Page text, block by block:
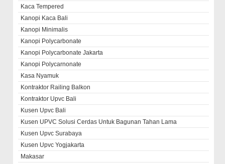
Kaca Tempered
Kanopi Kaca Bali
Kanopi Minimalis
Kanopi Polycarbonate
Kanopi Polycarbonate Jakarta
Kanopi Polycarnonate
Kasa Nyamuk
Kontraktor Railing Balkon
Kontraktor Upvc Bali
Kusen Upvc Bali
Kusen UPVC Solusi Cerdas Untuk Bagunan Tahan Lama
Kusen Upvc Surabaya
Kusen Upvc Yogjakarta
Makasar